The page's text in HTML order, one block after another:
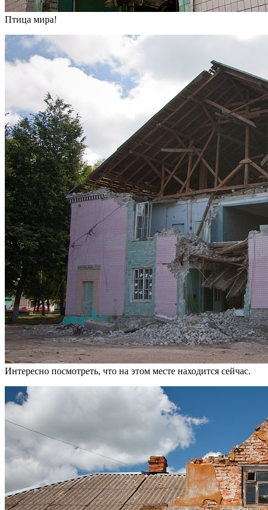
Птица мира!
Интересно посмотреть, что на этом месте находится сейчас.